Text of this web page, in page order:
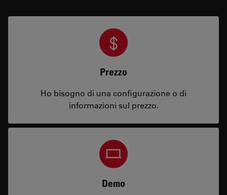
Prezzo
Ho bisogno di una configurazione o di
informazioni sul prezzo.
Demo